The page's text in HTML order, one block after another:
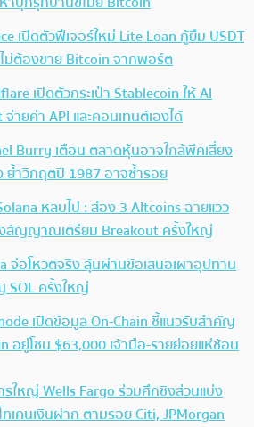
เปิดตัวฟีเจอร์ใหม่ Lite Loan กู้ยืม USDT
ม่ต้องขาย Bitcoin จากพอร์ต
เปิดตัวกระเป๋า Stablecoin ให้ AI
ายค่า API และคอนเทนต์เองได้
Burry เตือน ตลาดหุ้นอาจใกล้พีคเสี่ยง
ย้ำวิกฤตปี 1987 อาจซ้ำรอย
หลบไป : ส่อง 3 Altcoins ฉายแวว
สัญญาณเตรียม Breakout ครั้งใหญ่
จ่อโหวตจริง ลุ้นผ่านข้อเสนอเผาอุปทาน
SOL ครั้งใหญ่
เปิดข้อมูล On-Chain ชี้แนวรับสำคัญ
อยู่โซน $63,000 เจ้ามือ-รายย่อยแห่ช้อน
รใหญ่ Wells Fargo ร่วมศึกชิงส่วนแบ่ง
เคนเงินฝาก ตามรอย Citi, JPMorgan